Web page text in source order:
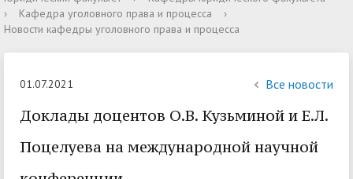
›
Кафедра уголовного права и процесса
›
Новости кафедры уголовного права и процесса
01.07.2021 Все новости
Доклады доцентов О.В. Кузьминой и Е.Л.
Поцелуева на международной научной